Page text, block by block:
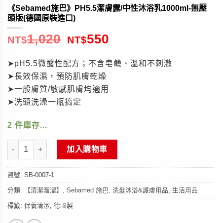
《Sebamed施巴》PH5.5潔膚露/中性沐浴乳1000ml-無壓
頭版(德國原裝進口)
NT$1,020 NT$550
➤pH5.5微酸性配方；不含皂鹼、溫和不刺激
➤長效保濕，預防肌膚乾燥
➤一般膚質/敏感肌膚均適用
➤洗頭洗澡一瓶搞定
2 件庫存
《Sebamed施巴》PH5.5潔膚露/中性沐浴乳1000ml-無壓頭版(德國
加入購物車
貨號: SB-0007-1
分類: 【清潔溜溜】 Sebamed 施巴 洗髮沐浴&護膚用品 生活用品
標籤: 保養清潔 德國製